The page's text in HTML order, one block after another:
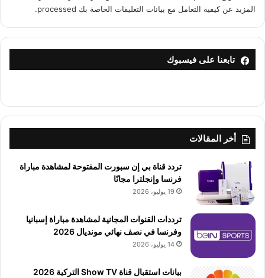
المزيد عن كيفية التعامل مع بيانات التعليقات الخاصة بك processed
.
تابعنا على فيسبوك
أخر المقالات
تردد قناة بي إن سبورت المفتوحة لمشاهدة مباراة
فرنسا وإنجلترا مجانًا
19 يوليو، 2026
ترددات القنوات المجانية لمشاهدة مباراة إسبانيا
وفرنسا في نصف نهائي مونديال 2026
14 يوليو، 2026
بيانات استقبال قناة Show TV التركية 2026